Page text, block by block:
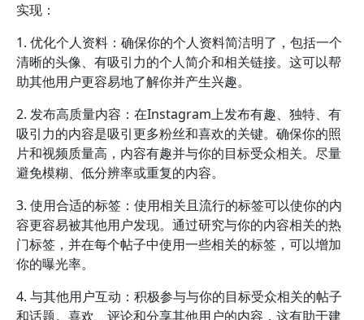
实现：
1. 优化个人资料：确保你的个人资料简洁明了，包括一个
清晰的头像、有吸引力的个人简介和相关链接。这可以帮
助其他用户更容易地了解你并产生兴趣。
2. 发布高质量内容：在Instagram上发布有趣、独特、有
吸引力的内容是吸引更多粉丝和喜欢的关键。确保你的照
片和视频质量高，内容有趣并与你的目标受众相关。尽量
避免模糊、低分辨率或重复的内容。
3. 使用合适的标签：使用相关且流行的标签可以使你的内
容更容易被其他用户发现。通过研究与你的内容相关的热
门标签，并在每个帖子中使用一些相关的标签，可以增加
你的曝光率。
4. 与其他用户互动：积极参与与你的目标受众相关的帖子
和话题。喜欢、评论和分享其他用户的内容，这有助于建